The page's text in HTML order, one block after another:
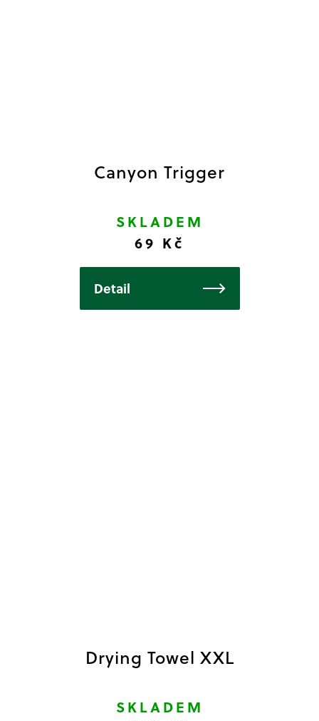
Canyon Trigger
SKLADEM
69 Kč
Detail
Drying Towel XXL
SKLADEM